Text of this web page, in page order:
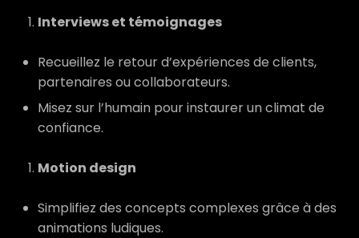
Interviews et témoignages
Recueillez le retour d’expériences de clients,
partenaires ou collaborateurs.
Misez sur l’humain pour instaurer un climat de
confiance.
Motion design
Simplifiez des concepts complexes grâce à des
animations ludiques.